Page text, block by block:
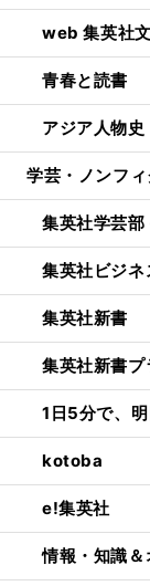
web 集英社
青春と読書
アジア人物史
学芸・ノンフ
集英社学芸
集英社ビジネ
集英社新書
集英社新書
1日5分で、
kotoba
e!集英社
情報・知識